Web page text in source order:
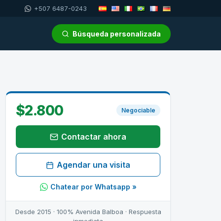
+507 6487-0243
Búsqueda personalizada
$2.800 Negociable
Contactar ahora
Agendar una visita
Chatear por Whatsapp »
Desde 2015 · 100% Avenida Balboa · Respuesta